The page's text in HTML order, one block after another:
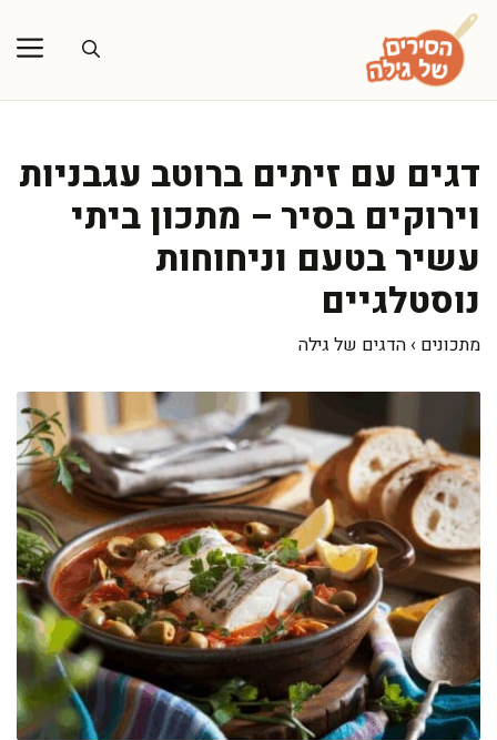
לדלג
לתוכן
דגים עם זיתים ברוטב עגבניות
וירוקים בסיר – מתכון ביתי
עשיר בטעם וניחוחות
נוסטלגיים
מתכונים › הדגים של גילה